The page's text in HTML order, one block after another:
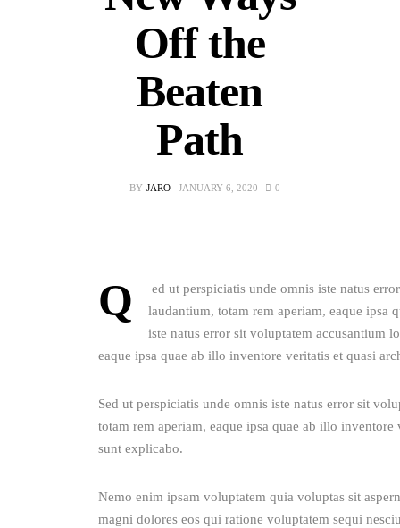
Off the
Beaten
Path
BY JARO JANUARY 6, 2020 0
Q
ed ut perspiciatis unde omnis iste natus
laudantium, totam rem aperiam, eaque ipsa
iste natus error sit voluptatem accusantium
eaque ipsa quae ab illo inventore veritatis et quasi
Sed ut perspiciatis unde omnis iste natus error sit
totam rem aperiam, eaque ipsa quae ab illo
sunt explicabo.
Nemo enim ipsam voluptatem quia voluptas sit
magni dolores eos qui ratione voluptatem sequi